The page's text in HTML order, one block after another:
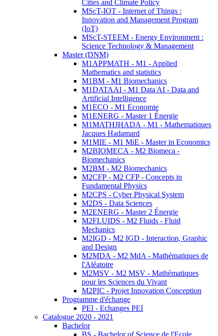
Cities and Climate Policy
MScT-IOT - Internet of Things :
Innovation and Management Program
(IoT)
MScT-STEEM - Energy Environment :
Science Technology & Management
Master (DNM)
M1APPMATH - M1 - Applied
Mathematics and statistics
M1BM - M1 Biomechanics
M1DATAAI - M1 Data AI - Data and
Artificial Intelligence
M1ECO - M1 Economie
M1ENERG - Master 1 Énergie
M1MATHJHADA - M1 - Mathematiques
Jacques Hadamard
M1MIE - M1 MiE - Master in Economics
M2BIOMECA - M2 Biomeca -
Biomechanics
M2BM - M2 Biomechanics
M2CFP - M2 CFP - Concepts in
Fundamental Physics
M2CPS - Cyber Physical System
M2DS - Data Sciences
M2ENERG - Master 2 Énergie
M2FLUIDS - M2 Fluids - Fluid
Mechanics
M2IGD - M2 IGD - Interaction, Graphic
and Design
M2MDA - M2 MdA - Mathématiques de
l'Aléatoire
M2MSV - M2 MSV - Mathématiques
pour les Sciences du Vivant
M2PIC - Projet Innovation Conception
Programme d'échange
PEI - Echanges PEI
Catalogue 2020 - 2021
Bachelor
BS - Bachelor of Science de l'Ecole